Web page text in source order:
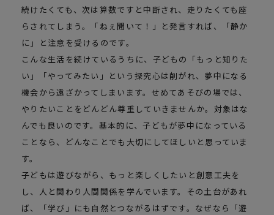
続けたくても、次は算数ですと中断され、走りたくても座
らされてしまう。「ねぇ聞いて！」と発言すれば、「静か
に」と注意を受けるのです。
こんな生活を続けているうちに、子どもの「もっと知りた
い」「やってみたい」という探究心は削がれ、夢中になる
機会から遠ざかってしまいます。せめてあそびの場では、
やりたいことをどんどん尊重していきませんか。対象はな
んでも良いのです。基本的に、子どもが夢中になっている
ことなら、どんなことでも大切にしてほしいと思っていま
す。
子どもは遊びながら、もっと楽しくしたいと創意工夫を
し、人と関わり人間関係を学んでいます。その土台があれ
ば、「学び」にも自然とつながるはずです。なぜなら「遊